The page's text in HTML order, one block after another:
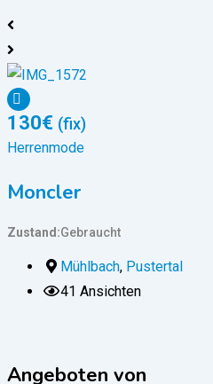
130€ (fix)
Herrenmode
Moncler
Zustand Gebraucht
Mühlbach, Pustertal
41 Ansichten
Angeboten von